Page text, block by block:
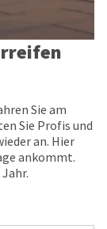
Sie am
Sie Profis und
an. Hier
ankommt.